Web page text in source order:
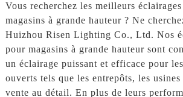
Fenia : +86
Lierre : +86
Vous recherchez les meilleurs
magasins à grande hauteur ? Ne
Huizhou Risen Lighting Co., Ltd. Nos
pour magasins à grande hauteur sont
un éclairage puissant et efficace pour
ouverts tels que les entrepôts, les usines
vente au détail. En plus de leurs